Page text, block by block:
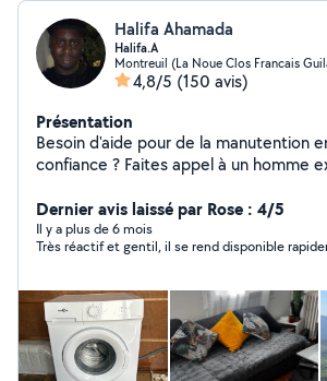
Halifa Ahamada
Halifa.A
Montreuil (La Noue Clos Francais
4,8/5 (150 avis)
Présentation
Besoin d'aide pour de la manutention
confiance ? Faites appel à un homme
avec sérieux, efficacité et soin. Objets fragiles, meubles
lourds je m'occupe de tout. Respect
matériel adapté, service personnalisé :
Dernier avis laissé par Rose : 4/5
Il y a plus de 6 mois
Très réactif et gentil, il se rend disponible